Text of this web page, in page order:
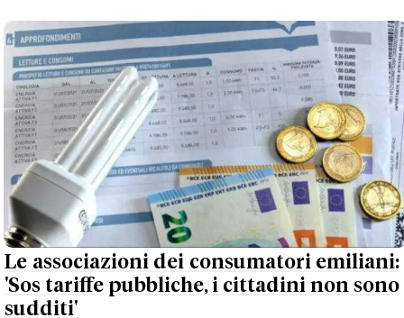
Le associazioni dei consumatori emiliani:
'Sos tariffe pubbliche, i cittadini non sono
sudditi'